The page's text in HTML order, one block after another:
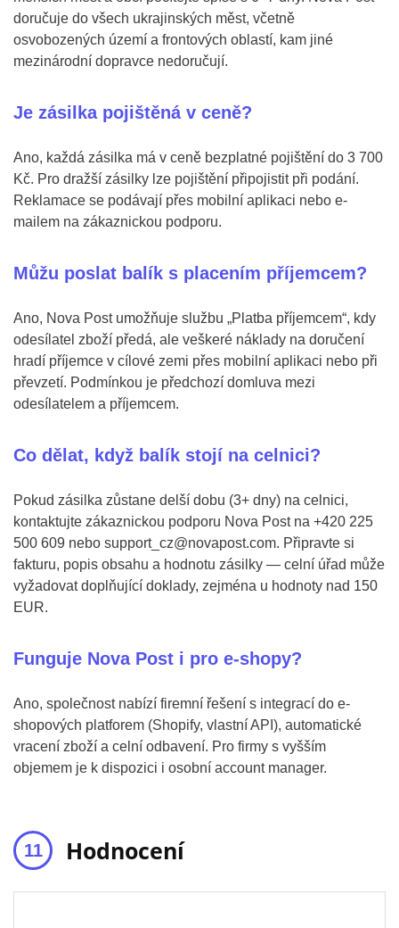
doručuje do všech ukrajinských měst, včetně
osvobozených území a frontových oblastí, kam jiné
mezinárodní dopravce nedoručují.
Je zásilka pojištěná v ceně?
Ano, každá zásilka má v ceně bezplatné pojištění do 3 700
Kč. Pro dražší zásilky lze pojištění připojistit při podání.
Reklamace se podávají přes mobilní aplikaci nebo e-
mailem na zákaznickou podporu.
Můžu poslat balík s placením příjemcem?
Ano, Nova Post umožňuje službu „Platba příjemcem“, kdy
odesílatel zboží předá, ale veškeré náklady na doručení
hradí příjemce v cílové zemi přes mobilní aplikaci nebo při
převzetí. Podmínkou je předchozí domluva mezi
odesílatelem a příjemcem.
Co dělat, když balík stojí na celnici?
Pokud zásilka zůstane delší dobu (3+ dny) na celnici,
kontaktujte zákaznickou podporu Nova Post na +420 225
500 609 nebo support_cz@novapost.com. Připravte si
fakturu, popis obsahu a hodnotu zásilky — celní úřad může
vyžadovat doplňující doklady, zejména u hodnoty nad 150
EUR.
Funguje Nova Post i pro e-shopy?
Ano, společnost nabízí firemní řešení s integrací do e-
shopových platforem (Shopify, vlastní API), automatické
vracení zboží a celní odbavení. Pro firmy s vyšším
objemem je k dispozici i osobní account manager.
Hodnocení